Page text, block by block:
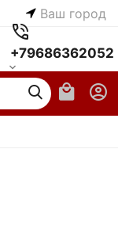
Ваш город
+79686362052